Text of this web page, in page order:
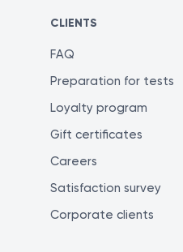
CLIENTS
FAQ
Preparation for tests
Loyalty program
Gift certificates
Careers
Satisfaction survey
Corporate clients